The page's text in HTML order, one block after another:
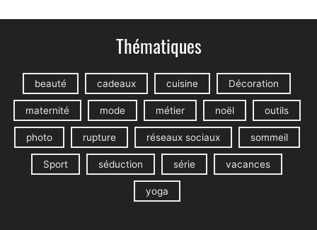
Thématiques
beauté cadeaux cuisine Décoration
maternité mode métier noël outils
photo rupture réseaux sociaux sommeil
Sport séduction série vacances
yoga